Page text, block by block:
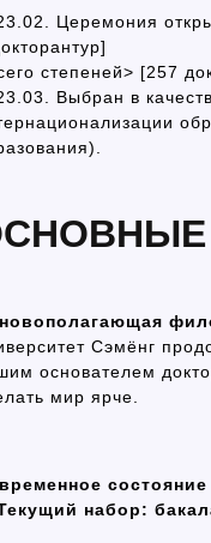
Церемония
степеней> [257
Выбран в
Сэмёнг
основателем
мир ярче.
состояние
набор: